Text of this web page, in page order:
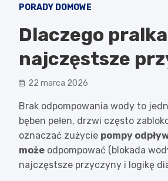
PORADY DOMOWE
Dlaczego
najczęstsze
22 marca 2026
Brak odpompowania wody to
bęben pełen, drzwi często
oznaczać zużycie pompy
może odpompować (blokada
najczęstsze przyczyny i logikę